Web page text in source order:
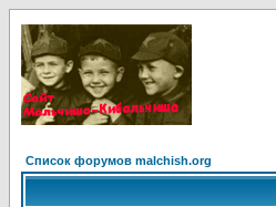
Список форумов malchish.org